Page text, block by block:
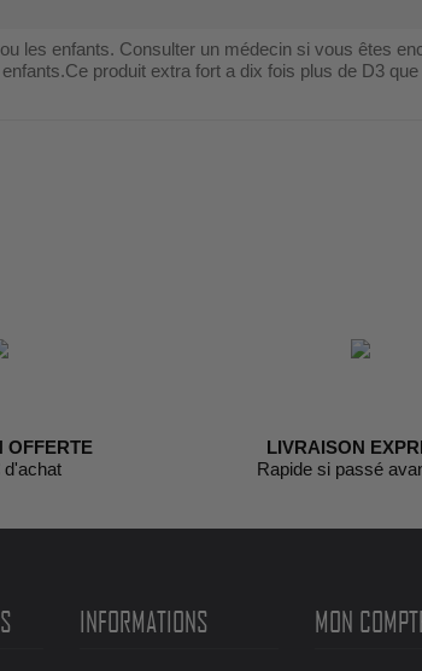
les enfants. Consulter un médecin si vous êtes
produit extra fort a dix fois plus de D3
OFFERTE
d'achat
LIVRAISON
Rapide si passé
INFORMATIONS MON